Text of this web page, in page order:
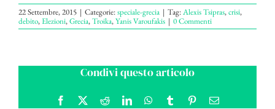
22 Settembre, 2015 | Categorie:speciale-grecia | Tag:Alexis Tsipras,crisi,
debito,Elezioni,Grecia,Troika,Yanis Varoufakis | 0 Commenti
Condivi questo articolo
Facebook RedditLinkedInWhatsApp
Tumblr PinterestEmail